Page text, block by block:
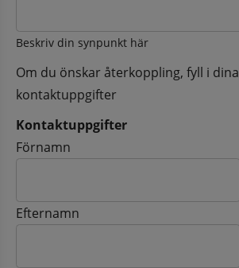
Beskriv din synpunkt här
Om du önskar återkoppling, fyll i dina
kontaktuppgifter
Kontaktuppgifter
Kontaktuppgifter
Förnamn
Efternamn